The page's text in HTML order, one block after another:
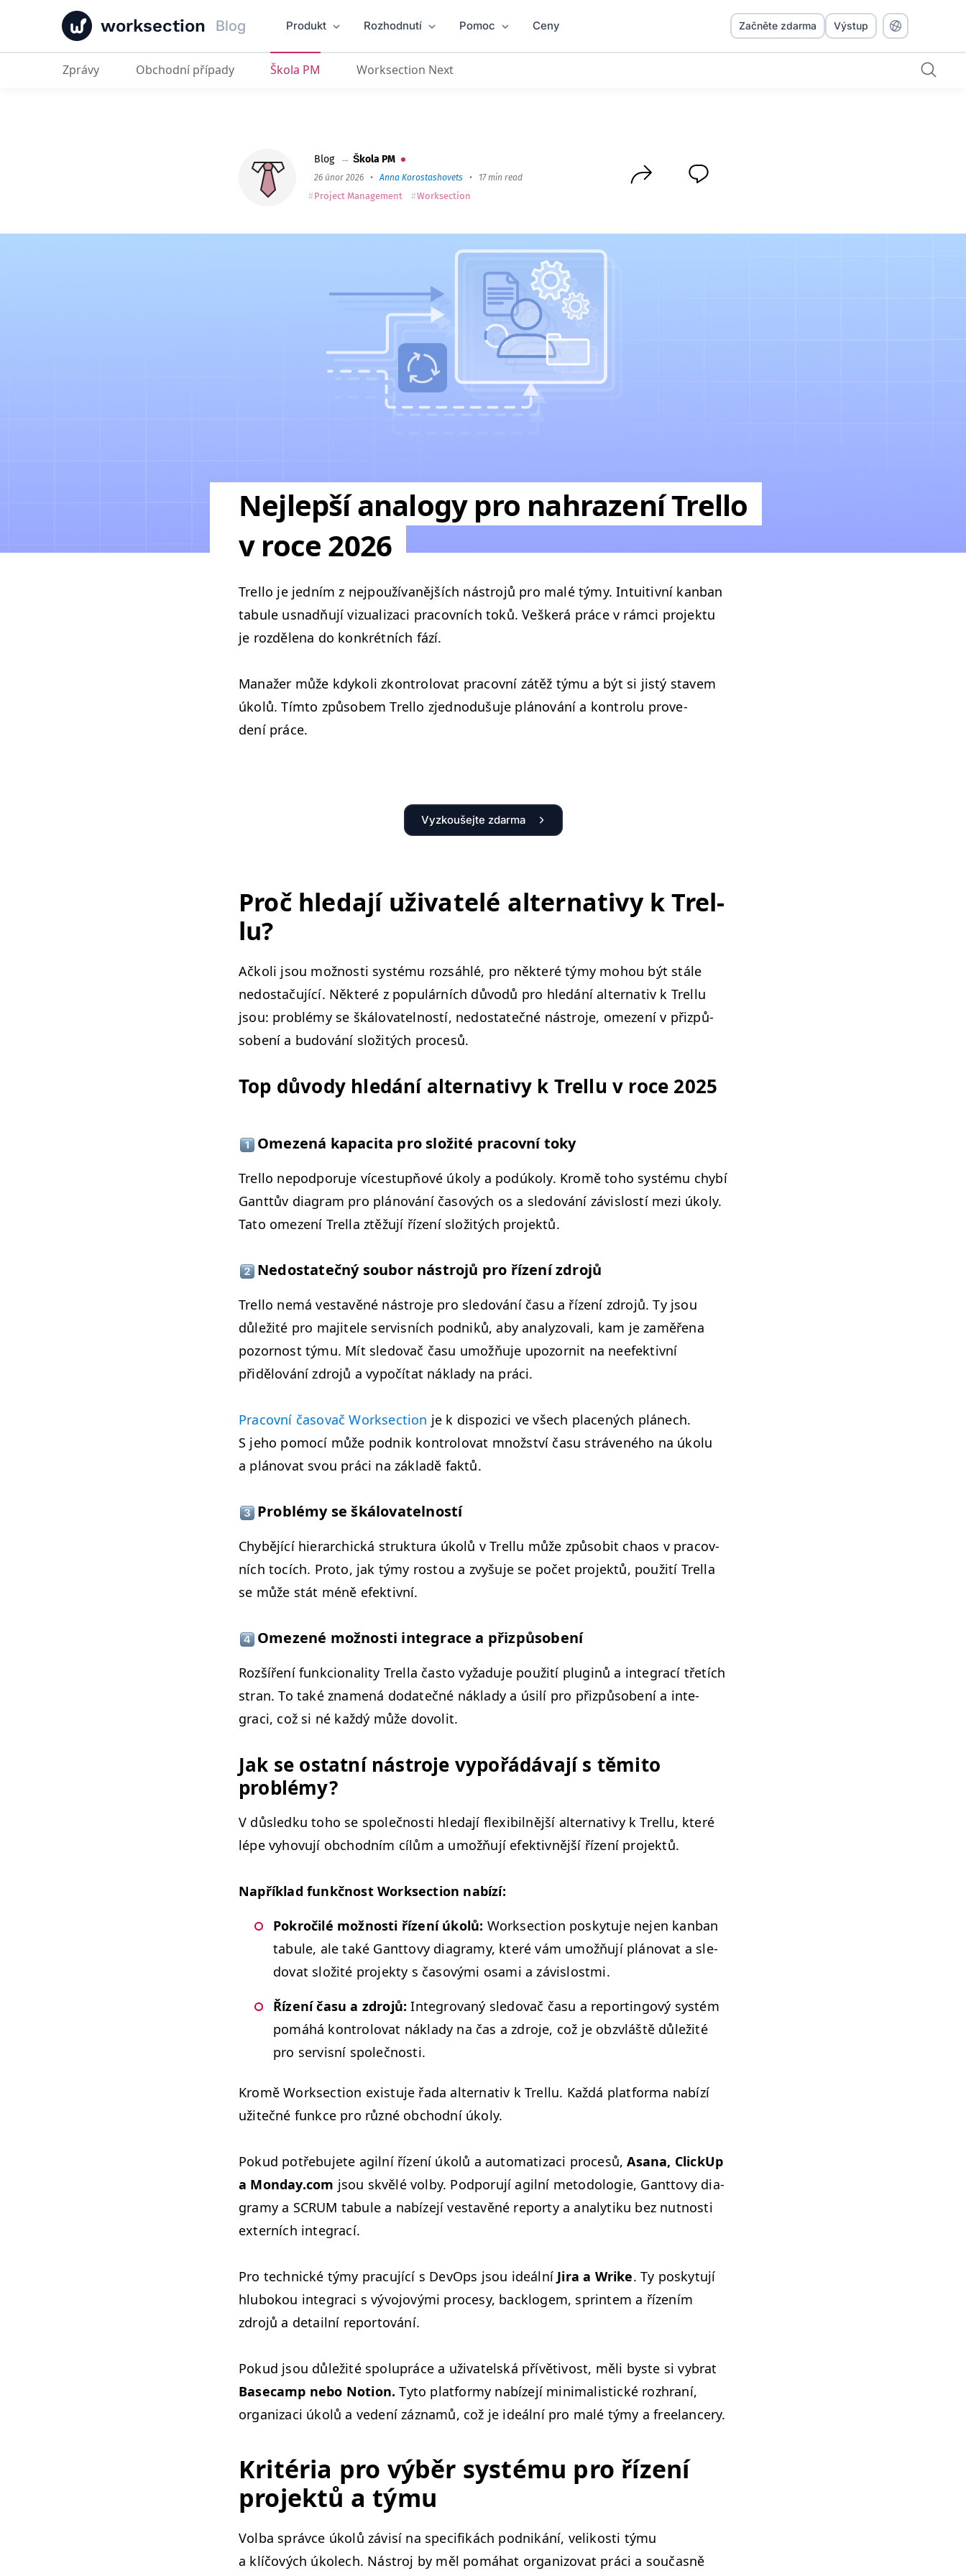
worksection Blog Produkt Rozhodnutí Pomoc Ceny
Nejlepší analogy pro nahrazení Trello v roce 2026
Začněte zdarma Výstup
Zprávy Obchodní případy Škola PM Worksection Next
Blog → Škola PM
26 únor 2026 •Anna Korostashovets • 17 min read
Project Management Worksection
Nejlepší analogy pro nahrazení Trello
v roce 2026
Trel­lo je jed­ním z nejpouží­vanějších nástro­jů pro malé týmy. Intu­itivní kan­ban
tab­ule usnadňu­jí vizual­izaci pra­cov­ních toků. Vešk­erá práce v rám­ci pro­jek­tu
je rozděle­na do konkrét­ních fází.
Man­ažer může kdykoli zkon­trolo­vat pra­cov­ní zátěž týmu a být si jistý stavem
úkolů. Tím­to způ­sobem Trel­lo zjednodušu­je plánování a kon­trolu prove­
dení práce.
Vyzkoušejte zdarma
Proč hleda­jí uži­vatelé alter­na­tivy k Trel­
lu?
Ačkoli jsou možnos­ti sys­té­mu rozsáh­lé, pro něk­teré týmy mohou být stále
nedostaču­jící. Něk­teré z pop­ulárních důvodů pro hledání alter­na­tiv k Trel­lu
jsou: prob­lémy se škálo­vatel­nos­tí, nedostatečné nástro­je, omezení v přizpů­
sobení a budování složitých procesů.
Top důvody hledání alter­na­tivy k Trel­lu v roce 2025
Omezená kapaci­ta pro složité pra­cov­ní toky
Trel­lo nepod­poru­je víces­tupňové úkoly a podúkoly. Kromě toho sys­té­mu chy­bí
Gant­tův dia­gram pro plánování časových os a sle­dování závis­lostí mezi úkoly.
Tato omezení Trel­la ztěžu­jí řízení složitých projektů.
Nedostatečný sou­bor nástro­jů pro řízení zdrojů
Trel­lo nemá ves­tavěné nástro­je pro sle­dování času a řízení zdro­jů. Ty jsou
důležité pro majitele servis­ních pod­niků, aby ana­ly­zo­vali, kam je zaměře­na
pozornost týmu. Mít sle­dovač času umožňu­je upo­zor­nit na neefek­tivní
přidělování zdro­jů a vypočí­tat nák­la­dy na práci.
Pra­cov­ní časo­vač Work­sec­tion je k dis­pozi­ci ve všech pla­cených plánech.
S jeho pomocí může pod­nik kon­trolo­vat množství času stráveného na úkolu
a pláno­vat svou prá­ci na zák­ladě faktů.
Prob­lémy se škálovatelností
Chy­bějící hier­ar­chická struk­tu­ra úkolů v Trel­lu může způ­so­bit chaos v pra­cov­
ních tocích. Pro­to, jak týmy ros­tou a zvyšu­je se počet pro­jek­tů, použití Trel­la
se může stát méně efektivní.
Omezené možnos­ti inte­grace a přizpůsobení
Rozšíření funkcional­i­ty Trel­la čas­to vyžadu­je použití plug­inů a inte­grací třetích
stran. To také zna­mená dodatečné nák­la­dy a úsilí pro přizpů­sobení a inte­
graci, což si né každý může dovolit.
Jak se ostat­ní nástro­je vypořádá­va­jí s těmi­to
problémy?
V důsled­ku toho se společnos­ti hleda­jí flex­i­bil­nější alter­na­tivy k Trel­lu, které
lépe vyhovu­jí obchod­ním cílům a umožňu­jí efek­tivnější řízení projektů.
Napřík­lad funkčnost Work­sec­tion nabízí:
Pokročilé možnos­ti řízení úkolů: Work­sec­tion posky­tu­je nejen kan­ban
tab­ule, ale také Gant­tovy dia­gramy, které vám umožňu­jí pláno­vat a sle­
dovat složité pro­jek­ty s časový­mi osa­mi a závislostmi.
Řízení času a zdro­jů:Inte­grovaný sle­dovač času a reportin­gový sys­tém
pomáhá kon­trolo­vat nák­la­dy na čas a zdro­je, což je obzvláště důležité
pro servis­ní společnosti.
Kromě Work­sec­tion exis­tu­je řada alter­na­tiv k Trel­lu. Každá plat­for­ma nabízí
užitečné funkce pro různé obchod­ní úkoly.
Pokud potře­bu­jete agilní řízení úkolů a autom­a­ti­zaci pro­cesů,Asana, Click­Up
a Mon​day​.com jsou skvělé vol­by. Pod­poru­jí agilní metodolo­gie, Gant­tovy dia­
gramy a SCRUM tab­ule a nabíze­jí ves­tavěné reporty a ana­lytiku bez nut­nos­ti
externích integrací.
Pro tech­nické týmy pracu­jící s DevOps jsou ideál­ní Jira a Wrike. Ty posky­tu­jí
hlubok­ou inte­graci s vývo­jový­mi pro­cesy, back­lo­gem, sprint­em a řízením
zdro­jů a detail­ní reportování.
Pokud jsou důležité spolupráce a uži­va­tel­ská přívě­tivost, měli byste si vybrat
Base­camp nebo Notion. Tyto plat­formy nabíze­jí min­i­mal­i­stické rozhraní,
orga­ni­zaci úkolů a vedení záz­namů, což je ideál­ní pro malé týmy a freelancery.
Kritéria pro výběr sys­té­mu pro řízení
pro­jek­tů a týmu
Vol­ba správce úkolů závisí na speci­fikách pod­nikání, velikosti týmu
a klíčových úkolech. Nástroj by měl pomáhat orga­ni­zo­vat prá­ci a součas­ně